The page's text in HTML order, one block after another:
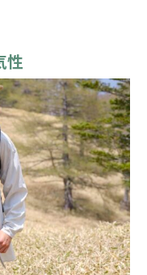
性